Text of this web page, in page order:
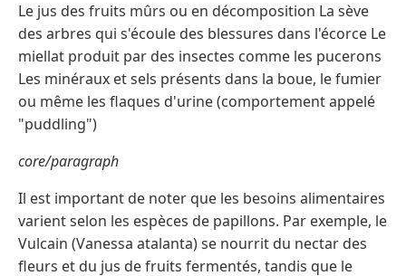
Le jus des fruits mûrs ou en décomposition La sève
des arbres qui s'écoule des blessures dans l'écorce Le
miellat produit par des insectes comme les pucerons
Les minéraux et sels présents dans la boue, le fumier
ou même les flaques d'urine (comportement appelé
"puddling")
core/paragraph
Il est important de noter que les besoins alimentaires
varient selon les espèces de papillons. Par exemple, le
Vulcain (Vanessa atalanta) se nourrit du nectar des
fleurs et du jus de fruits fermentés, tandis que le